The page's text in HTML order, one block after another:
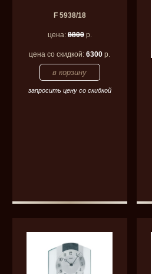
F 5938/18
цена: 8800р.
цена со скидкой:6300 р.
запросить цену со скидкой